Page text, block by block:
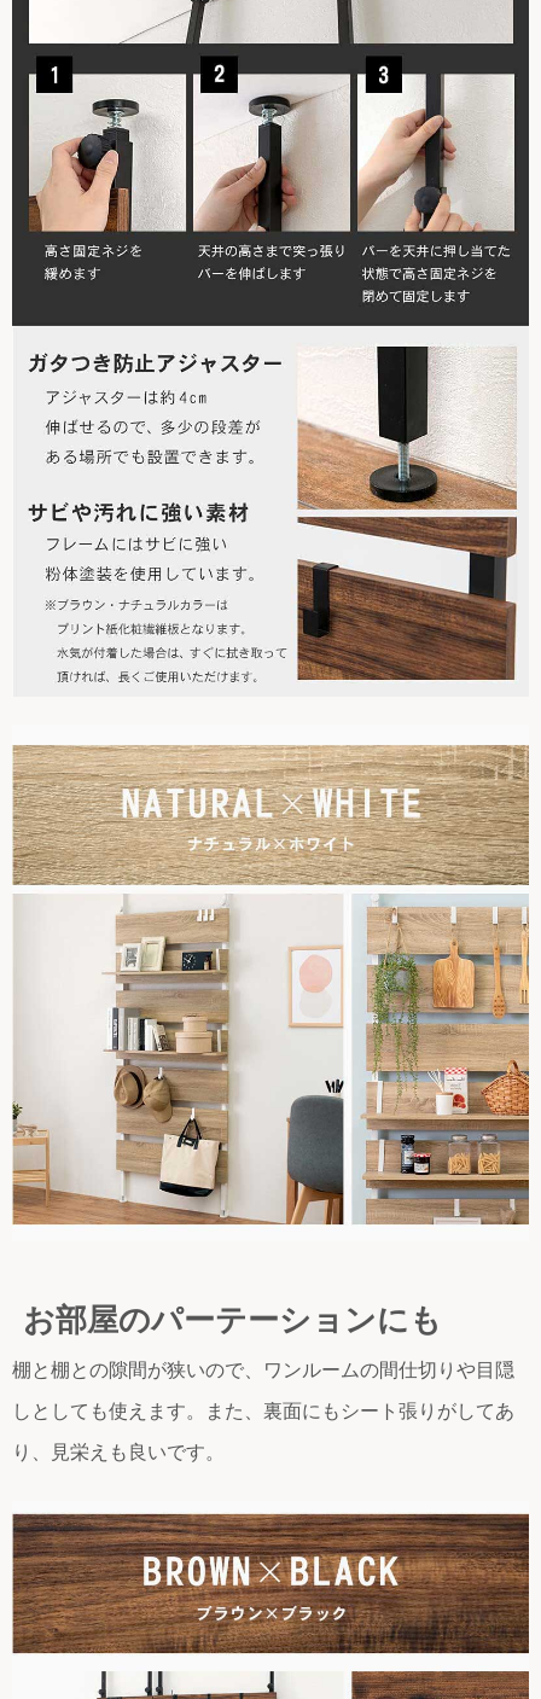
お部屋のパーテーションにも
棚と棚との隙間が狭いので、ワンルームの間仕切りや目隠
しとしても使えます。また、裏面にもシート張りがしてあ
り、見栄えも良いです。